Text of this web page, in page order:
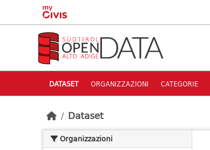
Skip to main content
DATASET ORGANIZZAZIONI CATEGORIE
Dataset
Organizzazioni